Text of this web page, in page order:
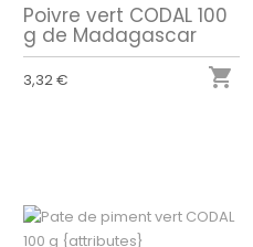
Poivre vert CODAL 100
g de Madagascar
3,32 € 